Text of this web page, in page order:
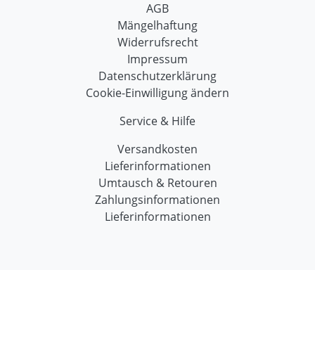
AGB
Mängelhaftung
Widerrufsrecht
Impressum
Datenschutzerklärung
Cookie-Einwilligung ändern
Service & Hilfe
Versandkosten
Lieferinformationen
Umtausch & Retouren
Zahlungsinformationen
Lieferinformationen